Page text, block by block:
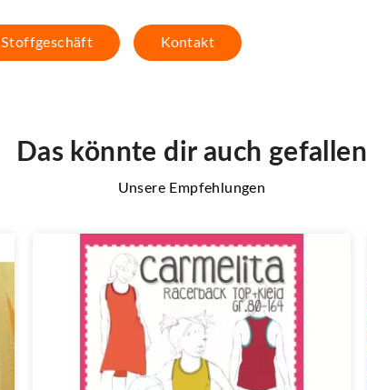
Stoffgeschäft Kontakt
Das könnte dir auch gefallen
Unsere Empfehlungen